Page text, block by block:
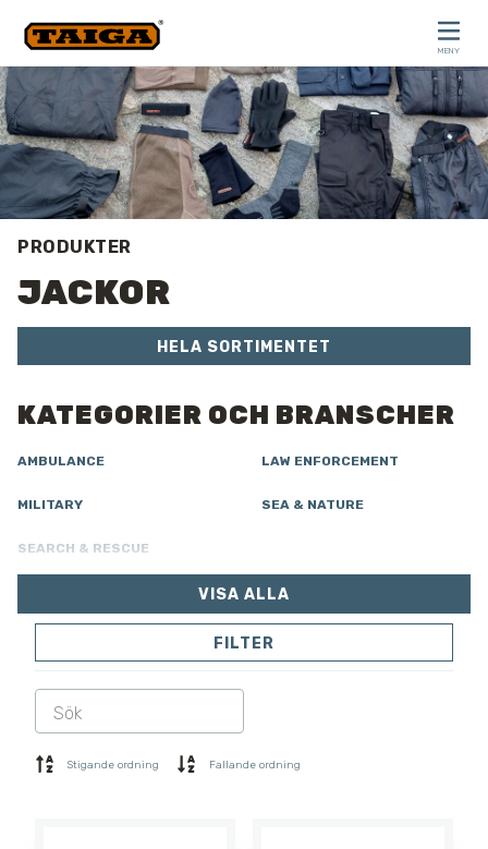
MENY
PRODUKTER
JACKOR
HELA SORTIMENTET
KATEGORIER OCH BRANSCHER
AMBULANCE LAW ENFORCEMENT
MILITARY SEA & NATURE
SEARCH & RESCUE
BYXOR
OVERALLER
SOFTSHELL
SKJORTOR POLO & T-SHIRT
VISA ALLA
FILTER
Stigande ordning Fallande ordning